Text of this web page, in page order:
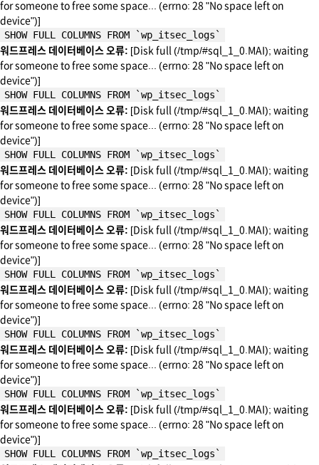
for someone to free some space... (errno: 28 "No space left on
device")]
SHOW FULL COLUMNS FROM `wp_itsec_logs`
워드프레스 데이터베이스 오류: [Disk full (/tmp/#sql_1_0.MAI); waiting
for someone to free some space... (errno: 28 "No space left on
device")]
SHOW FULL COLUMNS FROM `wp_itsec_logs`
워드프레스 데이터베이스 오류: [Disk full (/tmp/#sql_1_0.MAI); waiting
for someone to free some space... (errno: 28 "No space left on
device")]
SHOW FULL COLUMNS FROM `wp_itsec_logs`
워드프레스 데이터베이스 오류: [Disk full (/tmp/#sql_1_0.MAI); waiting
for someone to free some space... (errno: 28 "No space left on
device")]
SHOW FULL COLUMNS FROM `wp_itsec_logs`
워드프레스 데이터베이스 오류: [Disk full (/tmp/#sql_1_0.MAI); waiting
for someone to free some space... (errno: 28 "No space left on
device")]
SHOW FULL COLUMNS FROM `wp_itsec_logs`
워드프레스 데이터베이스 오류: [Disk full (/tmp/#sql_1_0.MAI); waiting
for someone to free some space... (errno: 28 "No space left on
device")]
SHOW FULL COLUMNS FROM `wp_itsec_logs`
워드프레스 데이터베이스 오류: [Disk full (/tmp/#sql_1_0.MAI); waiting
for someone to free some space... (errno: 28 "No space left on
device")]
SHOW FULL COLUMNS FROM `wp_itsec_logs`
워드프레스 데이터베이스 오류: [Disk full (/tmp/#sql_1_0.MAI); waiting
for someone to free some space... (errno: 28 "No space left on
device")]
SHOW FULL COLUMNS FROM `wp_itsec_logs`